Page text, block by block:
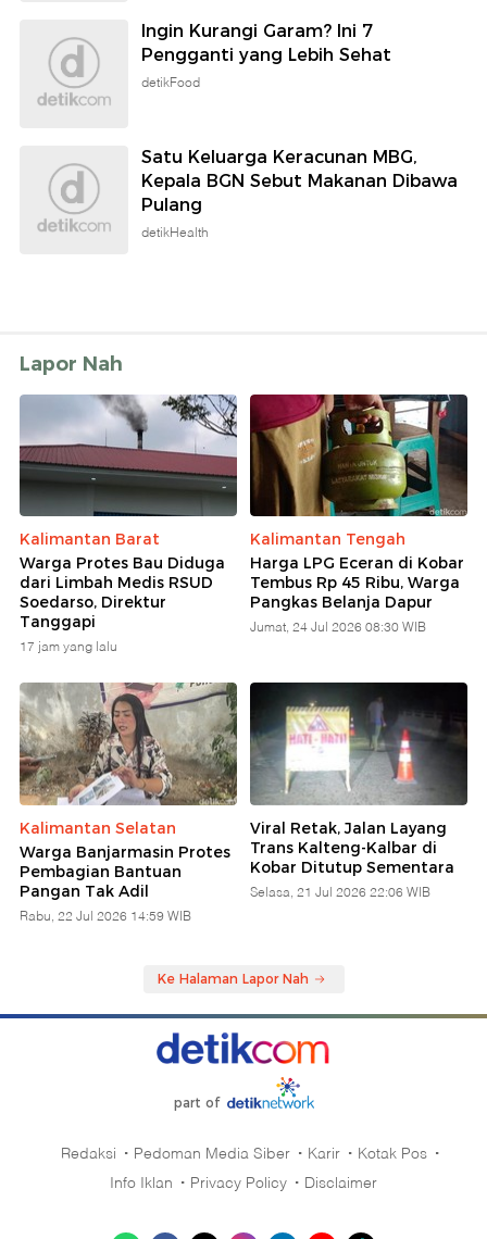
Ingin Kurangi Garam? Ini 7
Pengganti yang Lebih Sehat
detikFood
Satu Keluarga Keracunan MBG,
Kepala BGN Sebut Makanan Dibawa
Pulang
detikHealth
Lapor Nah
Kalimantan Barat
Warga Protes Bau Diduga
dari Limbah Medis RSUD
Soedarso, Direktur
Tanggapi
17 jam yang lalu
Kalimantan Tengah
Harga LPG Eceran di Kobar
Tembus Rp 45 Ribu, Warga
Pangkas Belanja Dapur
Jumat, 24 Jul 2026 08:30 WIB
Kalimantan Selatan
Warga Banjarmasin Protes
Pembagian Bantuan
Pangan Tak Adil
Rabu, 22 Jul 2026 14:59 WIB
Viral Retak, Jalan Layang
Trans Kalteng-Kalbar di
Kobar Ditutup Sementara
Selasa, 21 Jul 2026 22:06 WIB
Ke Halaman Lapor Nah
part of
Redaksi Pedoman Media Siber Karir
Kotak Pos
Info Iklan
Privacy Policy Disclaimer